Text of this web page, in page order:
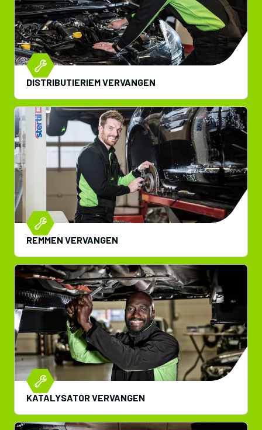
DISTRIBUTIERIEM VERVANGEN
REMMEN VERVANGEN
KATALYSATOR VERVANGEN